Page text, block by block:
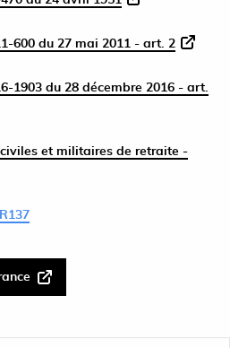
600 du 27 mai 2011 - art. 2
1903 du 28 décembre 2016 - art.
et militaires de retraite -
R137